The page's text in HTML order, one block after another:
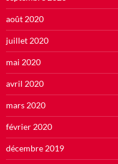
août 2020
juillet 2020
mai 2020
avril 2020
mars 2020
février 2020
décembre 2019